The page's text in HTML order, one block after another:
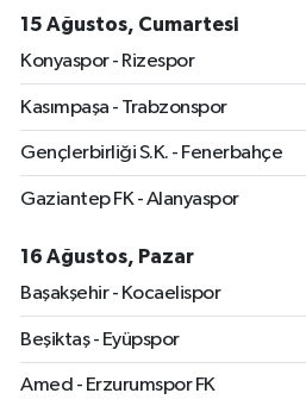
15 Ağustos, Cumartesi
Konyaspor - Rizespor
Kasımpaşa - Trabzonspor
Gençlerbirliği S.K. - Fenerbahçe
Gaziantep FK - Alanyaspor
16 Ağustos, Pazar
Başakşehir - Kocaelispor
Beşiktaş - Eyüpspor
Amed - Erzurumspor FK